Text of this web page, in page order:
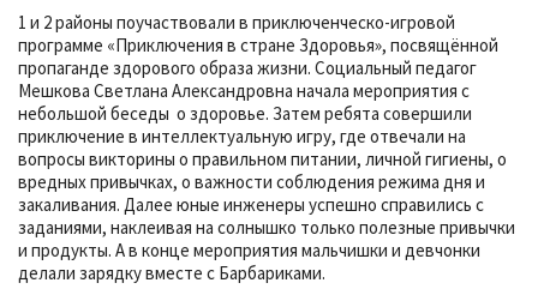
1 и 2 районы поучаствовали в приключенческо-игровой
программе «Приключения в стране Здоровья», посвящённой
пропаганде здорового образа жизни. Социальный педагог
Мешкова Светлана Александровна начала мероприятия с
небольшой беседы о здоровье. Затем ребята совершили
приключение в интеллектуальную игру, где отвечали на
вопросы викторины о правильном питании, личной гигиены, о
вредных привычках, о важности соблюдения режима дня и
закаливания. Далее юные инженеры успешно справились с
заданиями, наклеивая на солнышко только полезные привычки
и продукты. А в конце мероприятия мальчишки и девчонки
делали зарядку вместе с Барбариками.